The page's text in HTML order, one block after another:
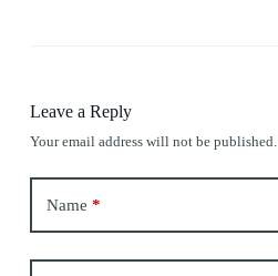
Leave a Reply
Your email address will not be published.
Name *